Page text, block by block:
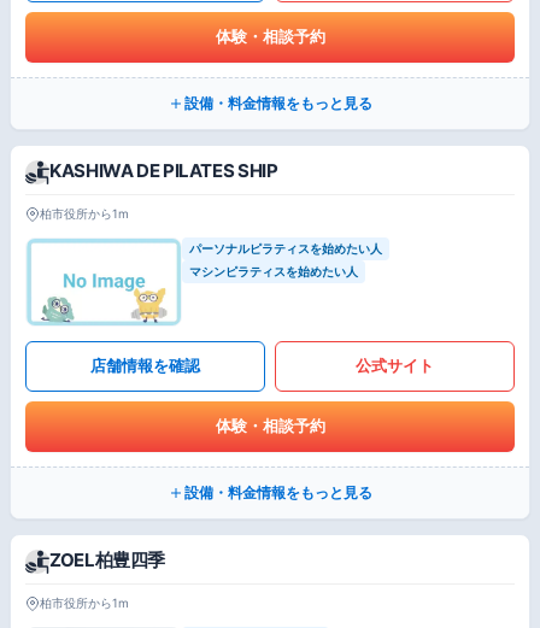
体験・相談予約
設備・料金情報をもっと見る
KASHIWA DE PILATES SHIP
柏市役所から1m
パーソナルピラティスを始めたい人
マシンピラティスを始めたい人
店舗情報を確認 公式サイト
体験・相談予約
設備・料金情報をもっと見る
ZOEL柏豊四季
柏市役所から1m